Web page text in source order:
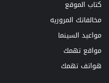
كتاب الموقع
مخالفاتك المروريه
مواعيد السينما
مواقع تهمك
هواتف تهمك